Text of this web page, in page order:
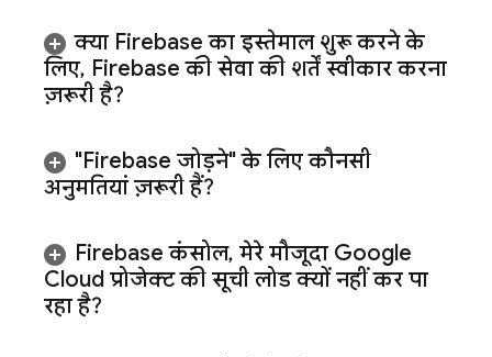
क्या Firebase का इस्तेमाल शुरू करने के
लिए, Firebase की सेवा की शर्तें स्वीकार करना
ज़रूरी है?
"Firebase जोड़ने" के लिए कौनसी
अनुमतियां ज़रूरी हैं?
Firebase कंसोल, मेरे मौजूदा Google
Cloud प्रोजेक्ट की सूची लोड क्यों नहीं कर पा
रहा है?